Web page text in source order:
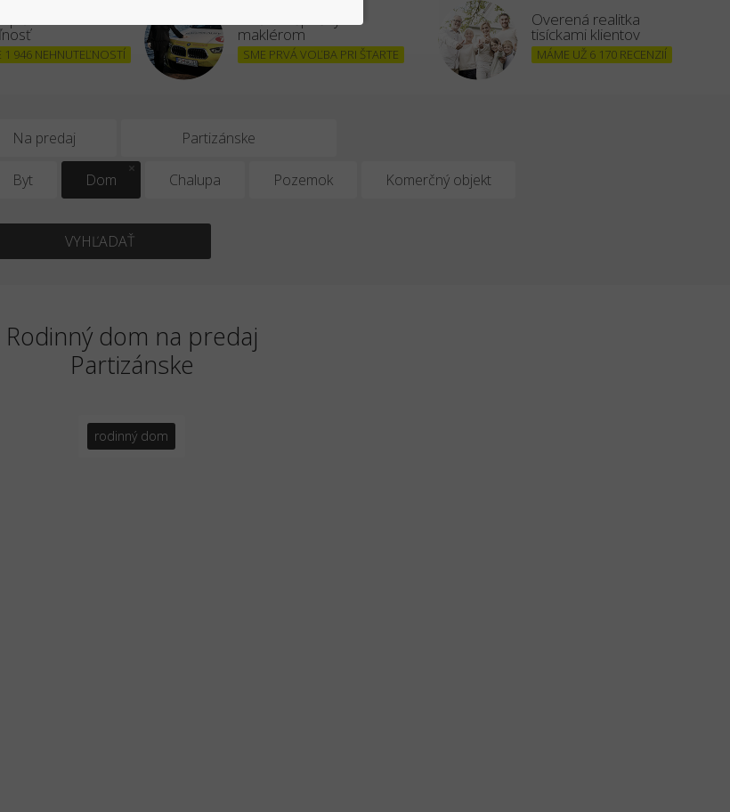
1 946 NEHNUTEĽNOSTÍ
maklérom
SME PRVÁ VOĽBA PRI ŠTARTE
Overená realitka
tisíckami klientov
MÁME UŽ 6 170 RECENZIÍ
Na predaj
Byt Dom Chalupa Pozemok Komerčný objekt
VYHĽADAŤ
Rodinný dom na predaj
Partizánske
rodinný dom